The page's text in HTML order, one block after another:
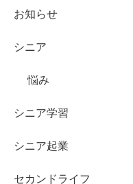
お知らせ
シニア
悩み
シニア学習
シニア起業
セカンドライフ